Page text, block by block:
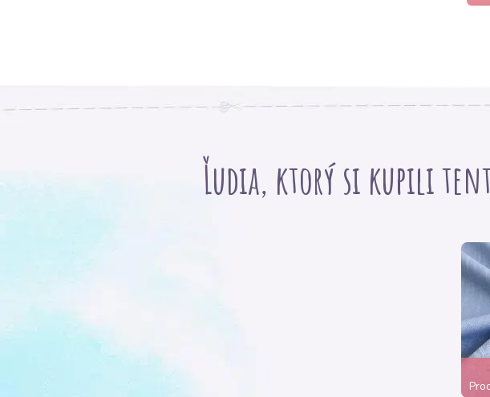
Ľudia, ktorý si kupili